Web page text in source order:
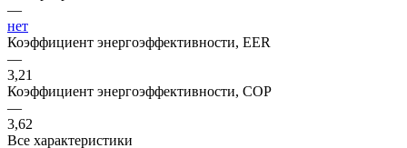
—
нет
Коэффициент энергоэффективности, EER
—
3,21
Коэффициент энергоэффективности, COP
—
3,62
Все характеристики